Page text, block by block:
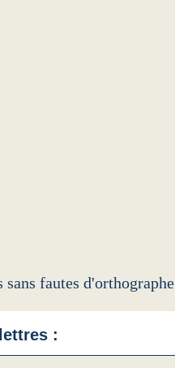
fautes d'orthographe
: